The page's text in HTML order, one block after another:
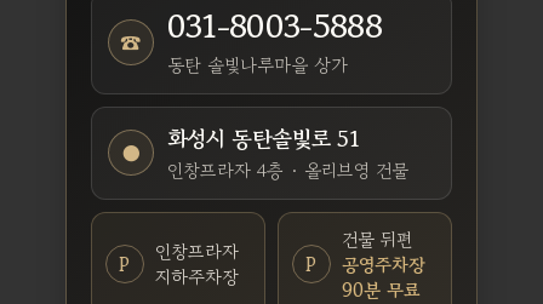
☎ 031-8003-5888
동탄 솔빛나루마을 상가
● 화성시 동탄솔빛로 51
인창프라자 4층 · 올리브영 건물
P
인창프라자
지하주차장
P
건물 뒤편
공영주차장
90분 무료